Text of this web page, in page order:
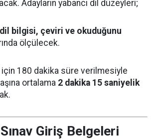
Adayların yabancı dil düzeyleri;
bilgisi, çeviri ve okuduğunu
ölçülecek.
180 dakika süre verilmesiyle
ortalama 2 dakika 15 saniyelik
Giriş Belgeleri